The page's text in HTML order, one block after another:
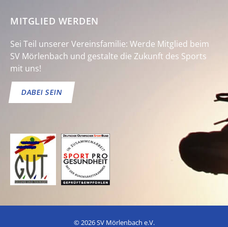
MITGLIED WERDEN
Sei Teil unserer Vereinsfamilie: Werde Mitglied beim
SV Mörlenbach und gestalte die Zukunft des Sports
mit uns!
DABEI SEIN
© 2026 SV Mörlenbach e.V.